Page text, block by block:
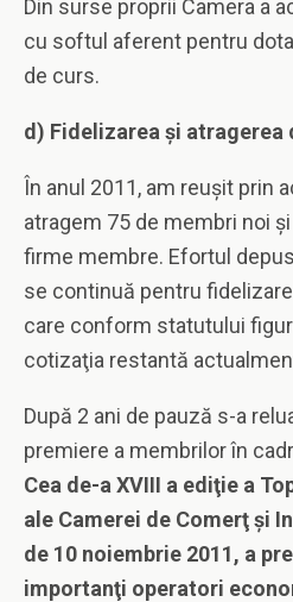
Din surse proprii Camera a
cu softul aferent pentru
de curs.
d) Fidelizarea şi atragerea
În anul 2011, am reuşit prin
atragem 75 de membri noi
firme membre. Efortul
se continuă pentru
care conform statutului
cotizaţia restantă
După 2 ani de pauză s-a
premiere a membrilor în
Cea de-a XVIII a ediţie a
ale Camerei de Comerţ şi
de 10 noiembrie 2011, a
importanţi operatori